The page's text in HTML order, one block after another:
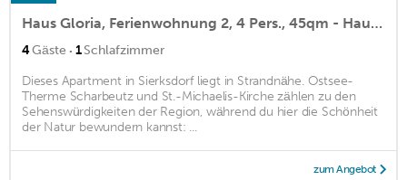
Haus Gloria, Ferienwohnung 2, 4 Pers., 45qm - Haus Gloria
4Gäste · 1Schlafzimmer
Dieses Apartment in Sierksdorf liegt in Strandnähe. Ostsee-
Therme Scharbeutz und St.-Michaelis-Kirche zählen zu den
Sehenswürdigkeiten der Region, während du hier die Schönheit
der Natur bewundern kannst: ...
zum Angebot